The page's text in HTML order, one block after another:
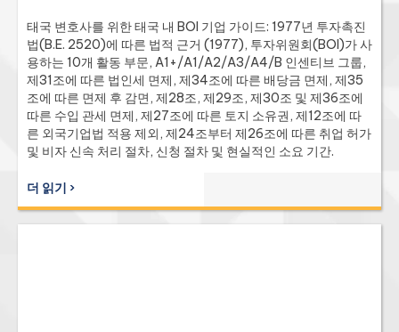
태국 변호사를 위한 태국 내 BOI 기업 가이드: 1977년 투자촉진
법(B.E. 2520)에 따른 법적 근거 (1977), 투자위원회(BOI)가 사
용하는 10개 활동 부문, A1+/A1/A2/A3/A4/B 인센티브 그룹,
제31조에 따른 법인세 면제, 제34조에 따른 배당금 면제, 제35
조에 따른 면제 후 감면, 제28조, 제29조, 제30조 및 제36조에
따른 수입 관세 면제, 제27조에 따른 토지 소유권, 제12조에 따
른 외국기업법 적용 제외, 제24조부터 제26조에 따른 취업 허가
및 비자 신속 처리 절차, 신청 절차 및 현실적인 소요 기간.
더 읽기 ›